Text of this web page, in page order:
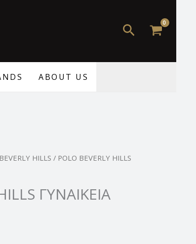
Αναζήτηση
ABOUT US
HILLS / POLO BEVERLY HILLS
ΓΥΝΑΙΚΕΙΑ
64,99 €.